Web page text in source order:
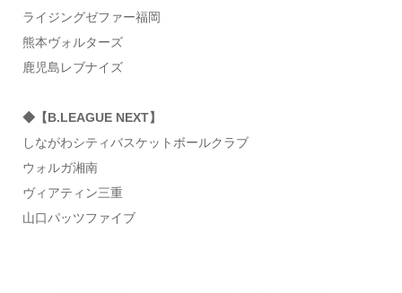
ライジングゼファー福岡
熊本ヴォルターズ
鹿児島レブナイズ
◆【B.LEAGUE NEXT】
しながわシティバスケットボールクラブ
ウォルガ湘南
ヴィアティン三重
山口パッツファイブ